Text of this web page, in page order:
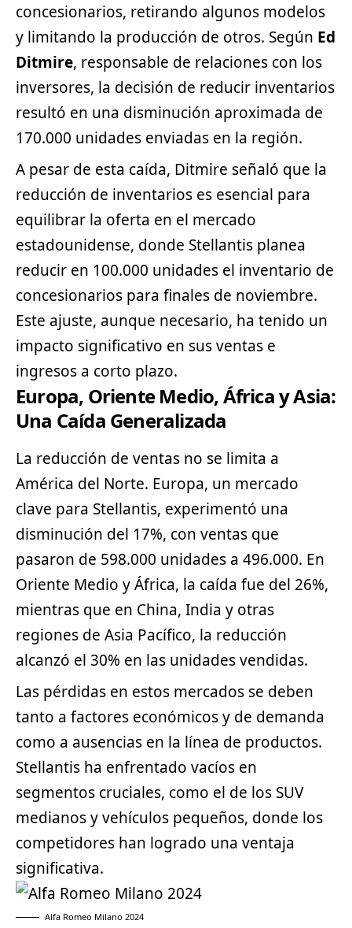
concesionarios, retirando algunos modelos
y limitando la producción de otros. Según Ed
Ditmire, responsable de relaciones con los
inversores, la decisión de reducir inventarios
resultó en una disminución aproximada de
170.000 unidades enviadas en la región.
A pesar de esta caída, Ditmire señaló que la
reducción de inventarios es esencial para
equilibrar la oferta en el mercado
estadounidense, donde Stellantis planea
reducir en 100.000 unidades el inventario de
concesionarios para finales de noviembre.
Este ajuste, aunque necesario, ha tenido un
impacto significativo en sus ventas e
ingresos a corto plazo.
Europa, Oriente Medio, África y Asia:
Una Caída Generalizada
La reducción de ventas no se limita a
América del Norte. Europa, un mercado
clave para Stellantis, experimentó una
disminución del 17%, con ventas que
pasaron de 598.000 unidades a 496.000. En
Oriente Medio y África, la caída fue del 26%,
mientras que en China, India y otras
regiones de Asia Pacífico, la reducción
alcanzó el 30% en las unidades vendidas.
Las pérdidas en estos mercados se deben
tanto a factores económicos y de demanda
como a ausencias en la línea de productos.
Stellantis ha enfrentado vacíos en
segmentos cruciales, como el de los SUV
medianos y vehículos pequeños, donde los
competidores han logrado una ventaja
significativa.
Alfa Romeo Milano 2024